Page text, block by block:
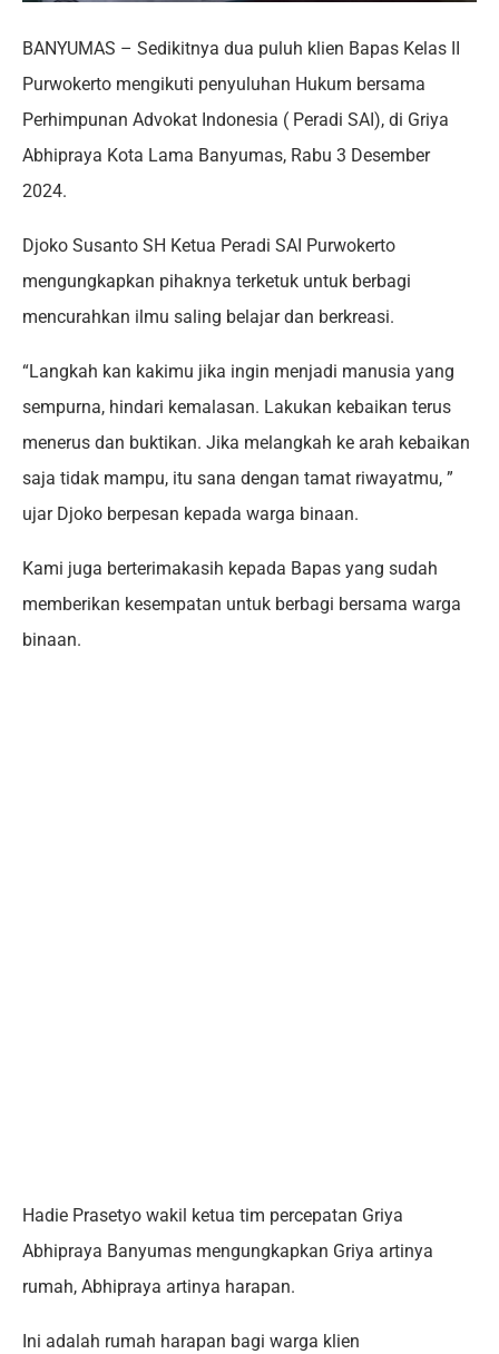
BANYUMAS – Sedikitnya dua puluh klien Bapas Kelas II
Purwokerto mengikuti penyuluhan Hukum bersama
Perhimpunan Advokat Indonesia ( Peradi SAI), di Griya
Abhipraya Kota Lama Banyumas, Rabu 3 Desember
2024.
Djoko Susanto SH Ketua Peradi SAI Purwokerto
mengungkapkan pihaknya terketuk untuk berbagi
mencurahkan ilmu saling belajar dan berkreasi.
“Langkah kan kakimu jika ingin menjadi manusia yang
sempurna, hindari kemalasan. Lakukan kebaikan terus
menerus dan buktikan. Jika melangkah ke arah kebaikan
saja tidak mampu, itu sana dengan tamat riwayatmu, ”
ujar Djoko berpesan kepada warga binaan.
Kami juga berterimakasih kepada Bapas yang sudah
memberikan kesempatan untuk berbagi bersama warga
binaan.
Hadie Prasetyo wakil ketua tim percepatan Griya
Abhipraya Banyumas mengungkapkan Griya artinya
rumah, Abhipraya artinya harapan.
Ini adalah rumah harapan bagi warga klien